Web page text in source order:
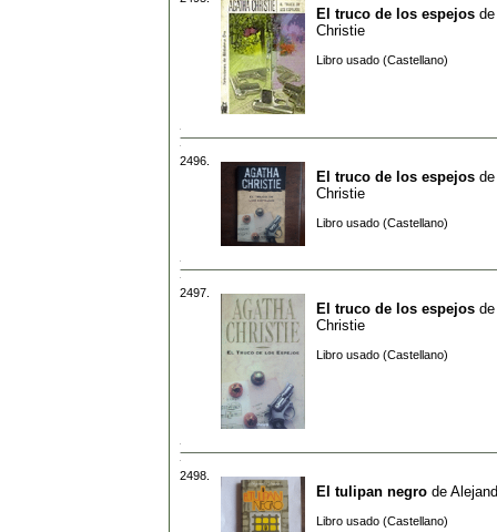
El truco de los espejos de
Christie
Libro usado (Castellano)
2496.
El truco de los espejos de
Christie
Libro usado (Castellano)
2497.
El truco de los espejos de
Christie
Libro usado (Castellano)
2498.
El tulipan negro de
Libro usado (Castellano)